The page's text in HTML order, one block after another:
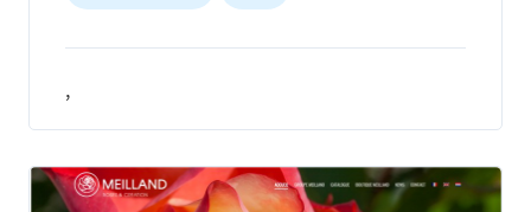
,